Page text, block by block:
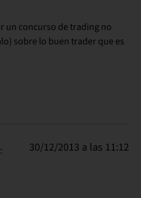
un concurso de trading no
sobre lo buen trader que es
30/12/2013 a las 11:12